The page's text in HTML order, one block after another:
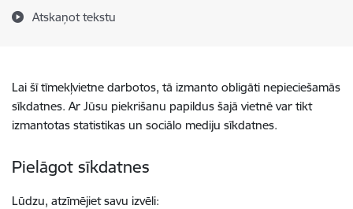
Atskaņot tekstu
Lai šī tīmekļvietne darbotos, tā izmanto obligāti nepieciešamās
sīkdatnes. Ar Jūsu piekrišanu papildus šajā vietnē var tikt
izmantotas statistikas un sociālo mediju sīkdatnes.
Pielāgot sīkdatnes
Lūdzu, atzīmējiet savu izvēli: